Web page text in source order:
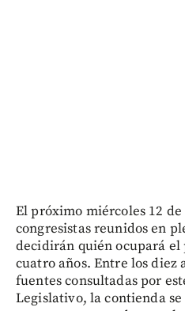
El próximo miércoles 12 de
congresistas reunidos en
decidirán quién ocupará el
cuatro años. Entre los diez
fuentes consultadas por
Legislativo, la contienda